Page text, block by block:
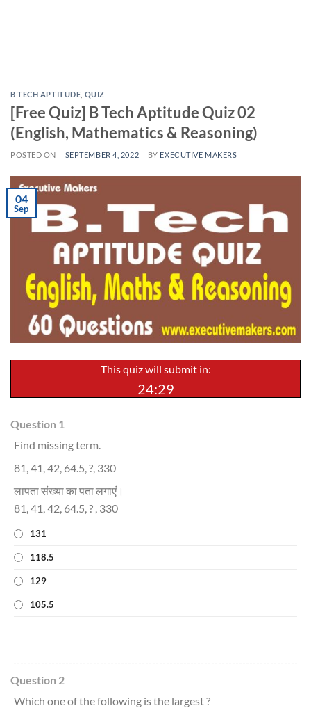
B TECH APTITUDE QUIZ
[Free Quiz] B Tech Aptitude Quiz 02
(English, Mathematics & Reasoning)
POSTED ON SEPTEMBER 4, 2022 BY EXECUTIVE MAKERS
04
Sep
This quiz will submit in:
24:28
Question 1
Find missing term.
81, 41, 42, 64.5, ?, 330
लापता संख्या का पता लगाएं।
81, 41, 42, 64.5, ? , 330
131
118.5
129
105.5
Question 2
Which one of the following is the largest ?